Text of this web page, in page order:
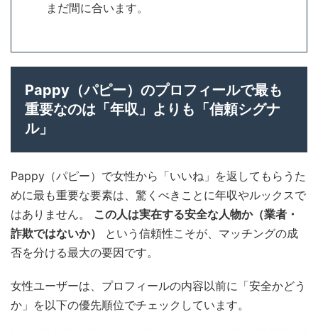
まだ間に合います。
Pappy（パピー）のプロフィールで最も
重要なのは「年収」よりも「信頼シグナ
ル」
Pappy（パピー）で女性から「いいね」を返してもらうた
めに最も重要な要素は、驚くべきことに年収やルックスで
はありません。 この人は実在する安全な人物か（業者・
詐欺ではないか）
という信頼性こそが、マッチングの成
否を分ける最大の要因です。
女性ユーザーは、プロフィールの内容以前に「安全かどう
か」を以下の優先順位でチェックしています。